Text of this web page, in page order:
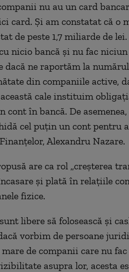
nu au un card
card. Şi am constatat că o
de peste 1,7 miliarde de lei.
nicio bancă şi nu fac
dacă ne raportăm la
din companiile active,
cale instituim
cont în bancă. De
cel puţin un cont pentru
Alexandru Nazare.
are ca rol „creşterea
şi plată în relaţiile
fizice.
libere să folosească şi
vorbim de persoane
de companii care nu
asupra lor, acesta